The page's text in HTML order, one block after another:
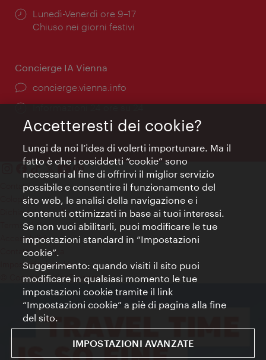
Orari
di
Lunedì-Venerdì ore 9–17
Chiuso nei giorni festivi
Concierge IA Vienna
Ort:
concierge.vienna.info
Öffnungszeiten:
Informazioni 24 ore su 24
Contatti
Colophon
Dichiarazione sulla protezione dei dati
Terms of Use
Accessibilità
Contatto stampa
Impostazioni cookie
© Copyright WienTourismus
Accetteresti dei cookie?
Lungi da noi l’idea di volerti importunare. Ma il
fatto è che i cosiddetti “cookie” sono
necessari al fine di offrirvi il miglior servizio
possibile e consentire il funzionamento del
sito web, le analisi della navigazione e i
contenuti ottimizzati in base ai tuoi interessi.
Se non vuoi abilitarli, puoi modificare le tue
impostazioni standard in “Impostazioni
cookie”.
Suggerimento: quando visiti il sito puoi
modificare in qualsiasi momento le tue
impostazioni cookie tramite il link
“Impostazioni cookie” a piè di pagina alla fine
del sito.
IMPOSTAZIONI AVANZATE